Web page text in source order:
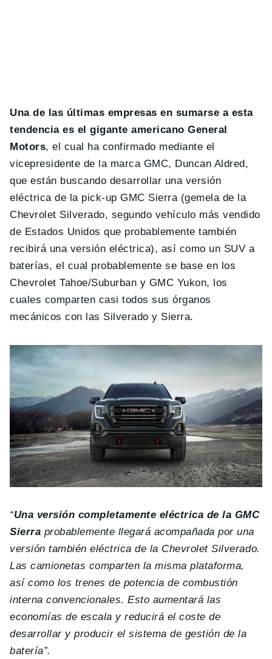
Una de las últimas empresas en sumarse a esta
tendencia es el gigante americano General
Motors, el cual ha confirmado mediante el
vicepresidente de la marca GMC, Duncan Aldred,
que están buscando desarrollar una versión
eléctrica de la pick-up GMC Sierra (gemela de la
Chevrolet Silverado, segundo vehículo más vendido
de Estados Unidos que probablemente también
recibirá una versión eléctrica), así como un SUV a
baterías, el cual probablemente se base en los
Chevrolet Tahoe/Suburban y GMC Yukon, los
cuales comparten casi todos sus órganos
mecánicos con las Silverado y Sierra.
“Una versión completamente eléctrica de la GMC
Sierra probablemente llegará acompañada por una
versión también eléctrica de la Chevrolet Silverado.
Las camionetas comparten la misma plataforma,
así como los trenes de potencia de combustión
interna convencionales. Esto aumentará las
economías de escala y reducirá el coste de
desarrollar y producir el sistema de gestión de la
batería”.